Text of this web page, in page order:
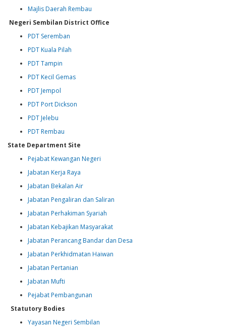
Majlis Daerah Rembau
Negeri Sembilan District Office
PDT Seremban
PDT Kuala Pilah
PDT Tampin
PDT Kecil Gemas
PDT Jempol
PDT Port Dickson
PDT Jelebu
PDT Rembau
State Department Site
Pejabat Kewangan Negeri
Jabatan Kerja Raya
Jabatan Bekalan Air
Jabatan Pengaliran dan Saliran
Jabatan Perhakiman Syariah
Jabatan Kebajikan Masyarakat
Jabatan Perancang Bandar dan Desa
Jabatan Perkhidmatan Haiwan
Jabatan Pertanian
Jabatan Mufti
Pejabat Pembangunan
Statutory Bodies
Yayasan Negeri Sembilan